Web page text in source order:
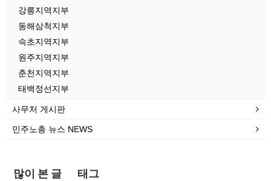
강릉지역지부
동해삼척지부
속초지역지부
원주지역지부
춘천지역지부
태백정선지부
사무처 게시판
민주노총 뉴스 NEWS
많이 본 글 태그